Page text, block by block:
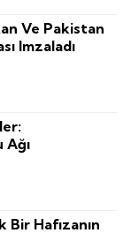
Ve Pakistan
Imzaladı
Bir Hafızanın